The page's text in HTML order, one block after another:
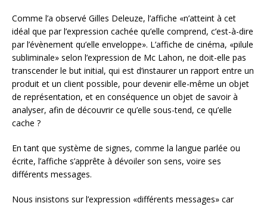
Comme l’a observé Gilles Deleuze, l’affiche «n’atteint à cet
idéal que par l’expression cachée qu’elle comprend, c’est-à-dire
par l’évènement qu’elle enveloppe». L’affiche de cinéma, «pilule
subliminale» selon l’expression de Mc Lahon, ne doit-elle pas
transcender le but initial, qui est d’instaurer un rapport entre un
produit et un client possible, pour devenir elle-même un objet
de représentation, et en conséquence un objet de savoir à
analyser, afin de découvrir ce qu’elle sous-tend, ce qu’elle
cache ?
En tant que système de signes, comme la langue parlée ou
écrite, l’affiche s’apprête à dévoiler son sens, voire ses
différents messages.
Nous insistons sur l’expression «différents messages» car